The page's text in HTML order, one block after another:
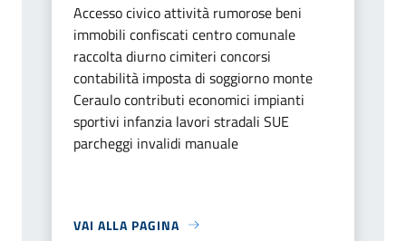
Accesso civico attività rumorose beni
immobili confiscati centro comunale
raccolta diurno cimiteri concorsi
contabilità imposta di soggiorno monte
Ceraulo contributi economici impianti
sportivi infanzia lavori stradali SUE
parcheggi invalidi manuale
VAI ALLA PAGINA